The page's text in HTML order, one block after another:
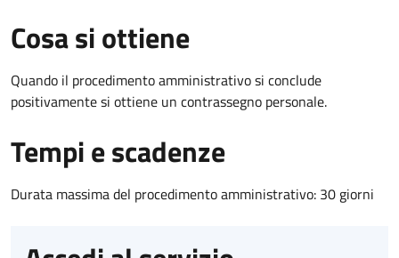
Cosa si ottiene
Quando il procedimento amministrativo si conclude
positivamente si ottiene un contrassegno personale.
Tempi e scadenze
Durata massima del procedimento amministrativo: 30 giorni